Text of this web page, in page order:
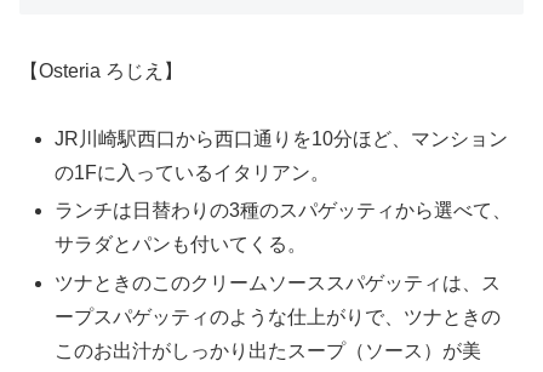
【Osteria ろじえ】
JR川崎駅西口から西口通りを10分ほど、マンション
の1Fに入っているイタリアン。
ランチは日替わりの3種のスパゲッティから選べて、
サラダとパンも付いてくる。
ツナときのこのクリームソーススパゲッティは、ス
ープスパゲッティのような仕上がりで、ツナときの
このお出汁がしっかり出たスープ（ソース）が美